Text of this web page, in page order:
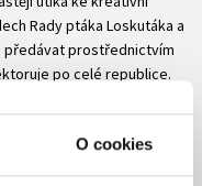
O cookies
Rady ptáka Loskutáka a
předávat prostřednictvím
po celé republice.